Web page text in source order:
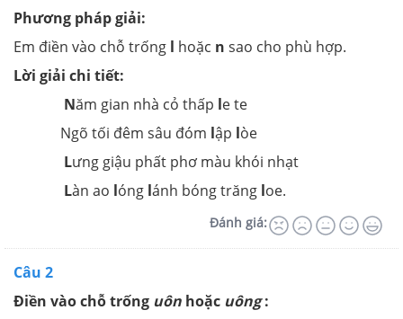
Phương pháp giải:
Em điền vào chỗ trống l hoặc n sao cho phù hợp.
Lời giải chi tiết:
Năm gian nhà cỏ thấp le te
Ngõ tối đêm sâu đóm lập lòe
Lưng giậu phất phơ màu khói nhạt
Làn ao lóng lánh bóng trăng loe.
Đánh giá:
Câu 2
Điền vào chỗ trống uôn hoặc uông: